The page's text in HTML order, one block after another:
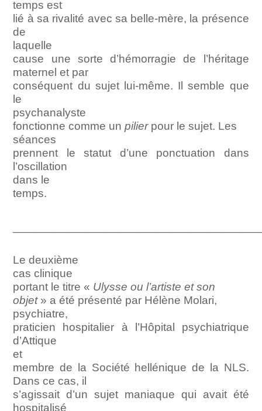
temps est
lié à sa rivalité avec sa belle-mère, la présence
de
laquelle
cause une sorte d’hémorragie de l’héritage
maternel et par
conséquent du sujet lui-même. Il semble que
le
psychanalyste
fonctionne comme unpilierpour le sujet. Les
séances
prennent le statut d’une ponctuation dans
l’oscillation
dans le
temps.
Le deuxième
cas clinique
portant le titre « Ulysse ou l’artiste et son
objet» a été présenté par Hélène Molari,
psychiatre,
praticien hospitalier à l’Hôpital psychiatrique
d’Attique
et
membre de la Société hellénique de la NLS.
Dans ce cas, il
s’agissait d’un sujet maniaque qui avait été
hospitalisé